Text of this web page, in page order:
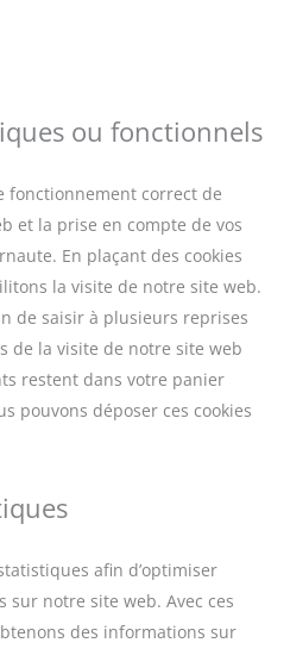
ou fonctionnels
fonctionnement correct de
et la prise en compte de vos
En plaçant des cookies
la visite de notre site web.
de saisir à plusieurs reprises
de la visite de notre site web
restent dans votre panier
pouvons déposer ces cookies
afin d’optimiser
sur notre site web. Avec ces
des informations sur